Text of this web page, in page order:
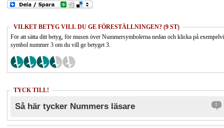
VILKET BETYG VILL DU GE FÖRESTÄLLNINGEN? (9 ST)
För att sätta ditt betyg, för musen över Nummersymbolerna nedan och klicka på
symbol nummer 3 om du vill ge betyget 3.
TYCK TILL!
Så här tycker Nummers läsare 1